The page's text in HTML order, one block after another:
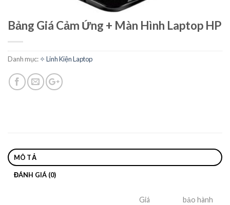
Bảng Giá Cảm Ứng + Màn Hình Laptop HP
Danh mục:✧ Linh Kiện Laptop
MÔ TẢ
ĐÁNH GIÁ (0)
Giá
bảo hành